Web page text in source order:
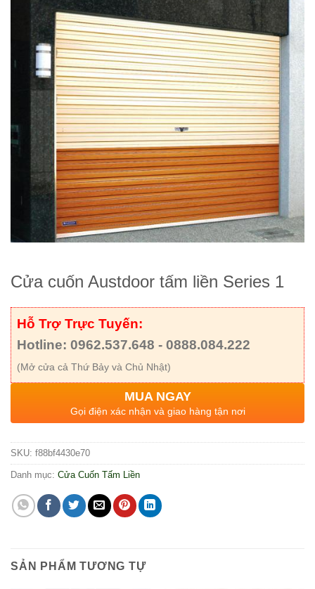
Cửa cuốn Austdoor tấm liền Series 1
Hỗ Trợ Trực Tuyến:
Hotline: 0962.537.648 - 0888.084.222
(Mở cửa cả Thứ Bảy và Chủ Nhật)
MUA NGAY
Gọi điện xác nhận và giao hàng tận nơi
SKU: f88bf4430e70
Danh mục: Cửa Cuốn Tấm Liền
SẢN PHẨM TƯƠNG TỰ